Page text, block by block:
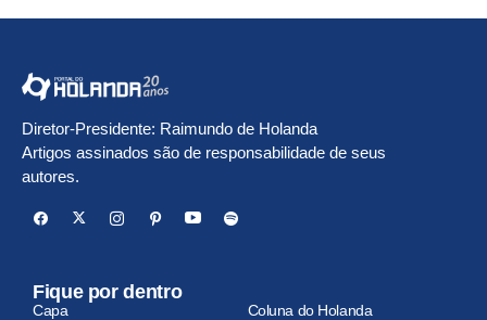
Diretor-Presidente: Raimundo de Holanda
Artigos assinados são de responsabilidade de seus
autores.
Fique por dentro
Capa Coluna do Holanda